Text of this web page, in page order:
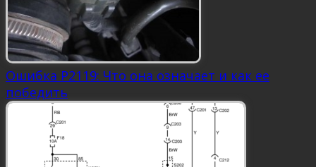
Ошибка P2119: Что она означает и как ее
победить